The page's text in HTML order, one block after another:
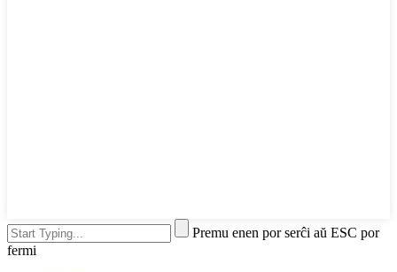
Premu enen por serĉi aŭ ESC por
fermi